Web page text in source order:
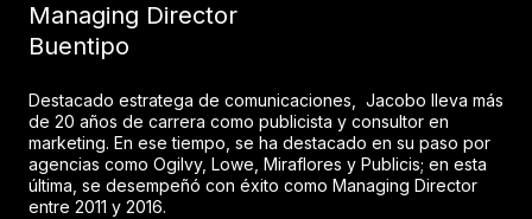
Managing Director
Buentipo
Destacado estratega de comunicaciones, Jacobo lleva más
de 20 años de carrera como publicista y consultor en
marketing. En ese tiempo, se ha destacado en su paso por
agencias como Ogilvy, Lowe, Miraflores y Publicis; en esta
última, se desempeñó con éxito como Managing Director
entre 2011 y 2016.